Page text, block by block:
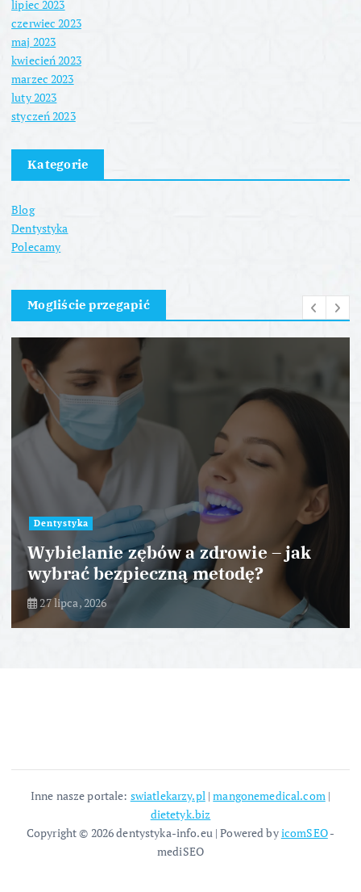
lipiec 2023
czerwiec 2023
maj 2023
kwiecień 2023
marzec 2023
luty 2023
styczeń 2023
Kategorie
Blog
Dentystyka
Polecamy
Mogliście przegapić
Dentystyka
Wybielanie zębów a zdrowie – jak
wybrać bezpieczną metodę?
27 lipca, 2026
Inne nasze portale: swiatlekarzy.pl|mangonemedical.com|
dietetyk.biz
Copyright © 2026 dentystyka-info.eu | Powered byicomSEO-
mediSEO